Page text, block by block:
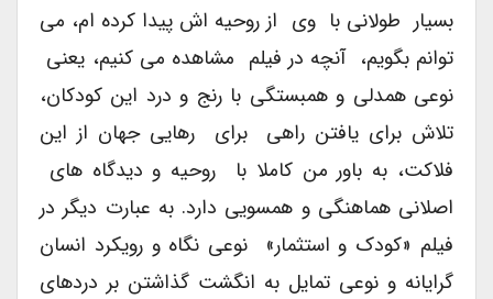
بسیار طولانی با وی از روحیه اش پیدا کرده ام، می
توانم بگویم، آنچه در فیلم مشاهده می کنیم، یعنی
نوعی همدلی و همبستگی با رنج و درد این کودکان،
تلاش برای یافتن راهی برای رهایی جهان از این
فلاکت، به باور من کاملا با روحیه و دیدگاه های
اصلانی هماهنگی و همسویی دارد. به عبارت دیگر در
فیلم «کودک و استثمار» نوعی نگاه و رویکرد انسان
گرایانه و نوعی تمایل به انگشت گذاشتن بر دردهای